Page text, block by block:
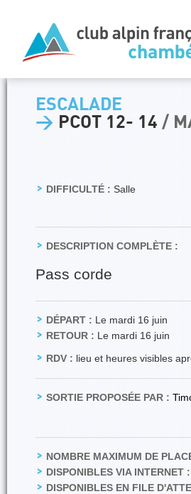
ESCALADE
> PCOT 12- 14 /
DIFFICULTÉ : Salle
DESCRIPTION COMPLÈTE :
Pass corde
DÉPART : Le mardi 16 juin
RETOUR : Le mardi 16 juin
RDV : lieu et heures visibles
SORTIE PROPOSÉE PAR :
NOMBRE MAXIMUM DE
DISPONIBLES VIA INTERNET :
DISPONIBLES EN FILE